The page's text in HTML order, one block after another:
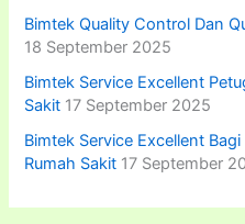
Bimtek Quality Control Dan
18 September 2025
Bimtek Service Excellent
Sakit 17 September 2025
Bimtek Service Excellent
Rumah Sakit 17 September